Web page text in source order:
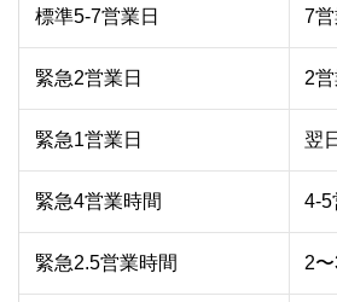
標準5-7営業日 7
緊急2営業日 2
緊急1営業日 翌
緊急4営業時間 4-5
緊急2.5営業時間 2